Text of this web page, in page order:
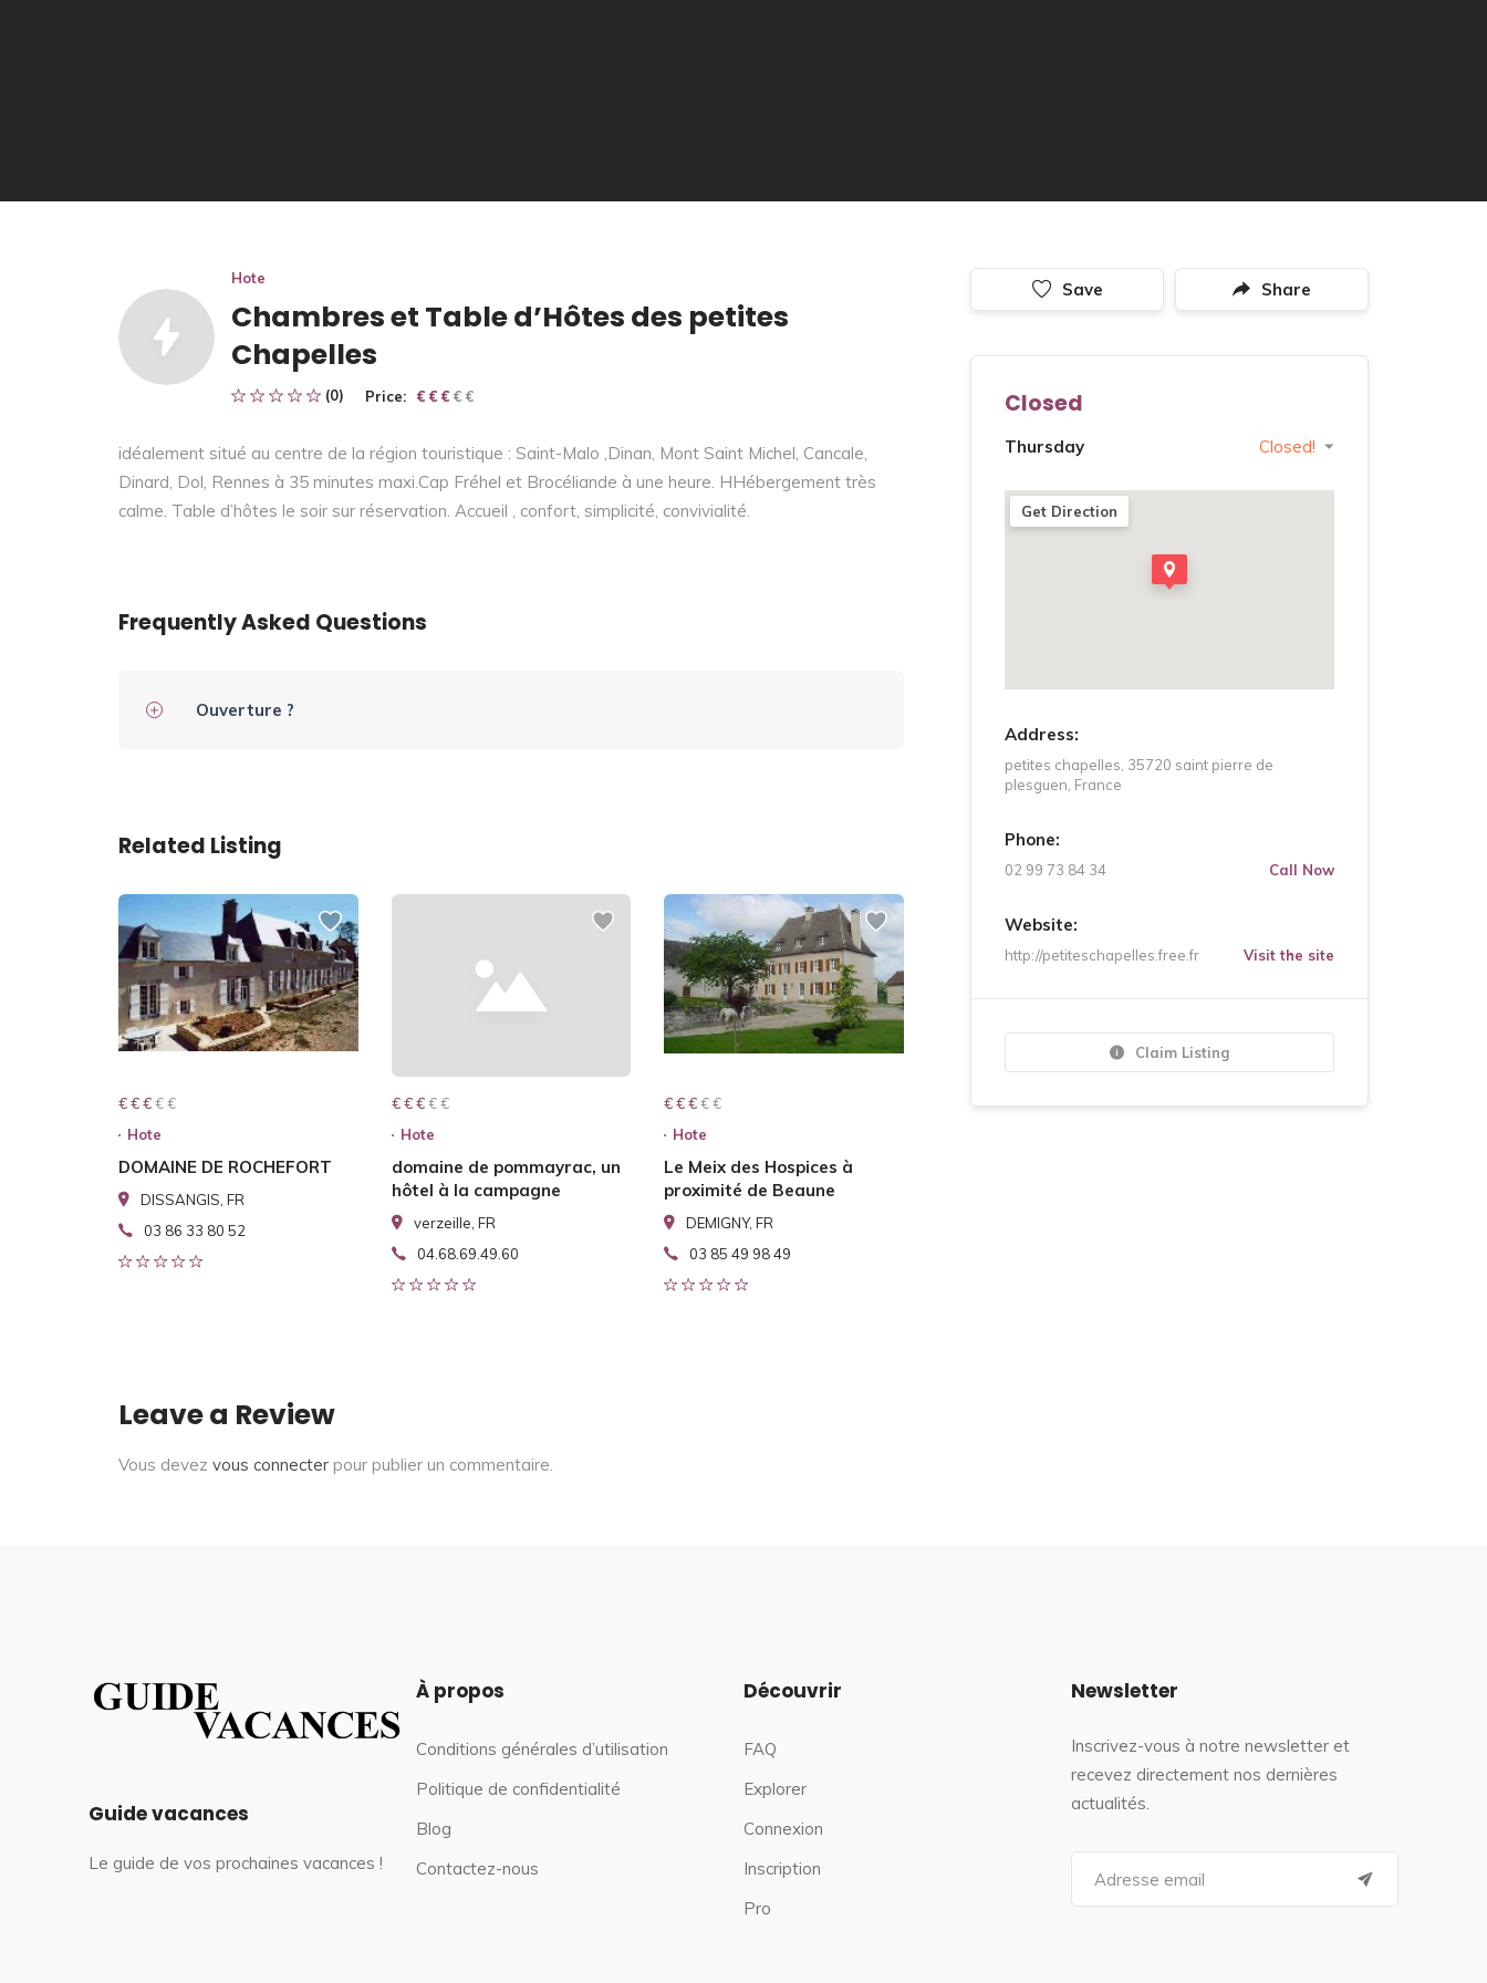
Hote
Chambres et Table d’Hôtes des petites
Chapelles
(0) Price: € € € € €
€ € €
idéalement situé au centre de la région touristique : Saint-Malo ,Dinan, Mont Saint Michel, Cancale,
Dinard, Dol, Rennes à 35 minutes maxi.Cap Fréhel et Brocéliande à une heure. HHébergement très
calme. Table d’hôtes le soir sur réservation. Accueil , confort, simplicité, convivialité.
Frequently Asked Questions
Ouverture ?
Related Listing
€ € € € €
€ € €
Hote
DOMAINE DE ROCHEFORT
DISSANGIS, FR
03 86 33 80 52
€ € € € €
€ € €
Hote
domaine de pommayrac, un
hôtel à la campagne
verzeille, FR
04.68.69.49.60
€ € € € €
€ € €
Hote
Le Meix des Hospices à
proximité de Beaune
DEMIGNY, FR
03 85 49 98 49
Leave a Review
Vous devez vous connecter pour publier un commentaire.
Save Share
Closed
Thursday Closed!
Get Direction
Address:
petites chapelles, 35720 saint pierre de
plesguen, France
Phone:
02 99 73 84 34 Call Now
Website:
http://petiteschapelles.free.fr Visit the site
Claim Listing
Guide vacances
Le guide de vos prochaines vacances !
À propos
Conditions générales d’utilisation
Politique de confidentialité
Blog
Contactez-nous
Découvrir
FAQ
Explorer
Connexion
Inscription
Pro
Newsletter
Inscrivez-vous à notre newsletter et
recevez directement nos dernières
actualités.
a